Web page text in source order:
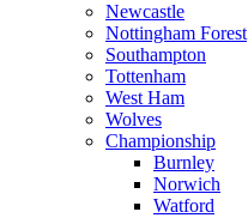
Newcastle
Nottingham Forest
Southampton
Tottenham
West Ham
Wolves
Championship
Burnley
Norwich
Watford